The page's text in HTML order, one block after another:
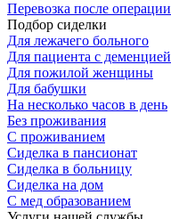
Перевозка после операции
Подбор сиделки
Для лежачего больного
Для пациента с деменцией
Для пожилой женщины
Для бабушки
На несколько часов в день
Без проживания
С проживанием
Сиделка в пансионат
Сиделка в больницу
Сиделка на дом
С мед образованием